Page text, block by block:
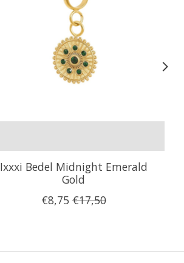
Ixxxi Bedel Midnight Emerald
Gold
€8,75 €17,50